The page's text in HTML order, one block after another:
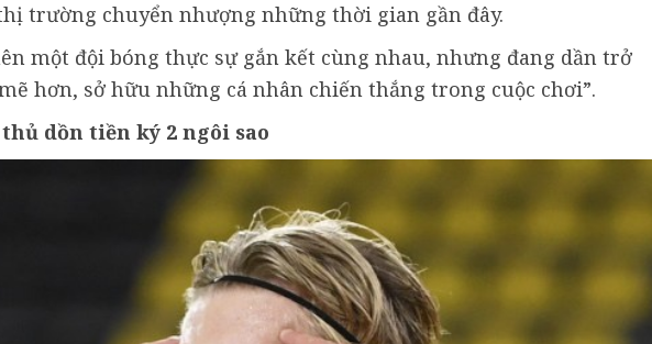
trường chuyển nhượng những thời gian gần đây.
một đội bóng thực sự gắn kết cùng nhau, nhưng đang dần trở
hơn, sở hữu những cá nhân chiến thắng trong cuộc chơi”.
dồn tiền ký 2 ngôi sao